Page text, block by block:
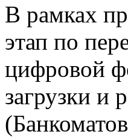
В рамках
этап по
цифровой
загрузки и